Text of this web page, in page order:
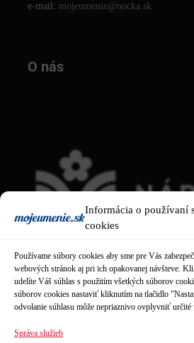
Informácia o používaní
cookies
Používame súbory cookies aby sme pre Vás
webových stránok aj pri ich opakovanej návšteve.
udelíte Váš súhlas s použitím všetkých súborov
súborov cookies nastaviť kliknutím na tlačidlo
odvolanie súhlasu môže nepriaznivo ovplyvniť určité
Správa služieb
e-mail: mojeumenie@nocka.sk
O nás